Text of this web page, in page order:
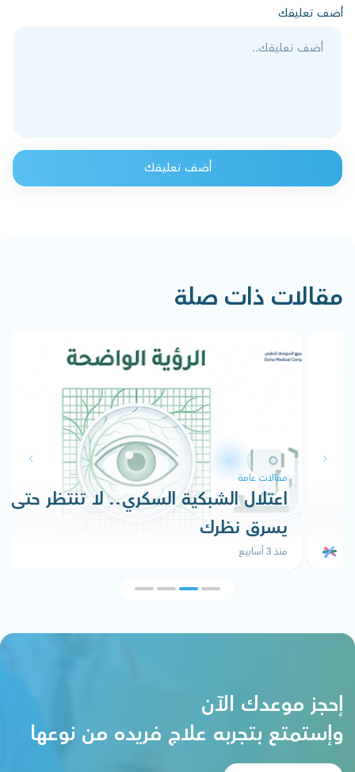
أضف تعليقك
أضف تعليقك
مقالات ذات صلة
مقالات عامة
اعتلال الشبكية السكري.. لا تنتظر حتى
يسرق نظرك
منذ 3 أسابيع
إحجز موعدك الآن
وإستمتع بتجربه علاج فريده من نوعها